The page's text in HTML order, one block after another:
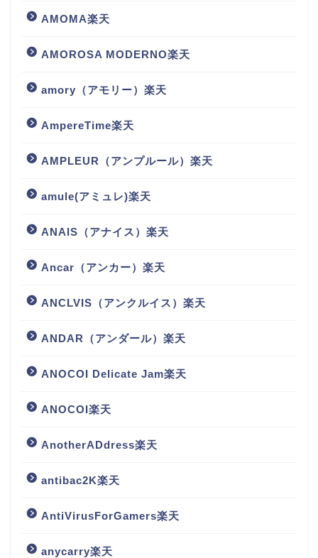
AMOMA楽天
AMOROSA MODERNO楽天
amory（アモリー）楽天
AmpereTime楽天
AMPLEUR（アンプルール）楽天
amule(アミュレ)楽天
ANAIS（アナイス）楽天
Ancar（アンカー）楽天
ANCLVIS（アンクルイス）楽天
ANDAR（アンダール）楽天
ANOCOI Delicate Jam楽天
ANOCOI楽天
AnotherADdress楽天
antibac2K楽天
AntiVirusForGamers楽天
anycarry楽天